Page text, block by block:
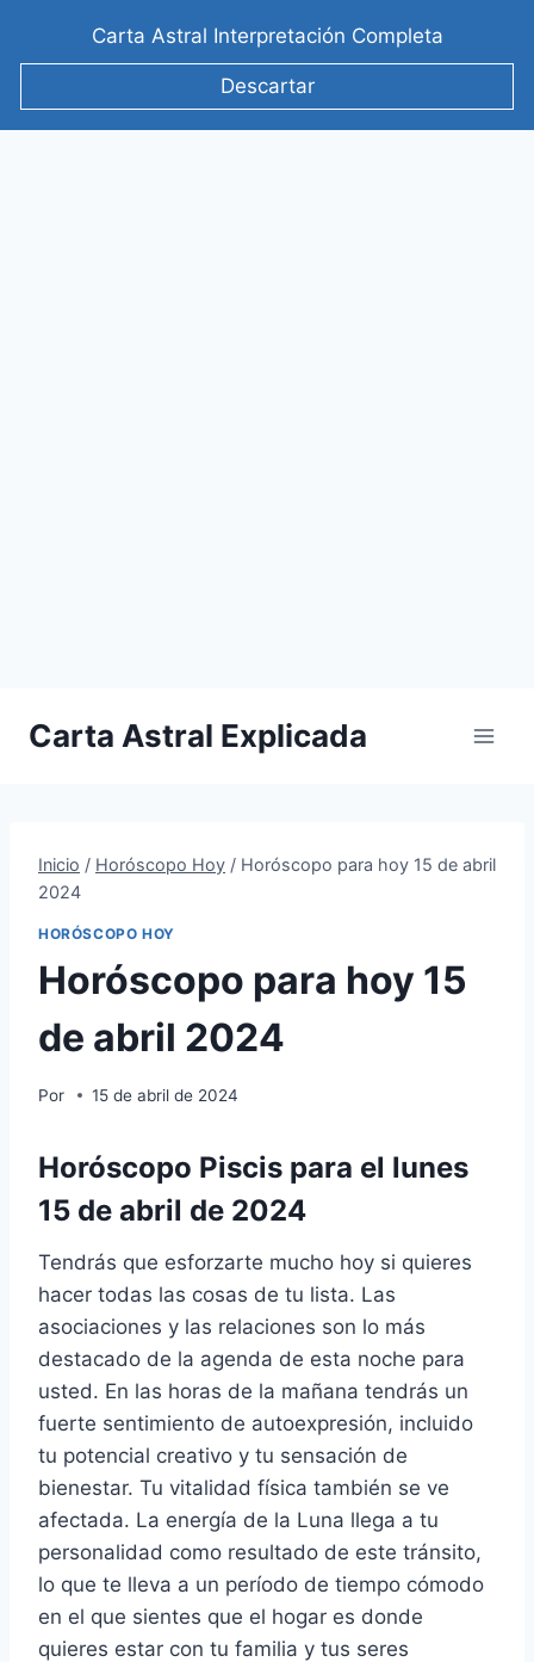
Carta Astral Interpretación Completa
Descartar
Carta Astral Explicada
Inicio / Horóscopo Hoy / Horóscopo para hoy 15 de abril
2024
HORÓSCOPO HOY
Horóscopo para hoy 15
de abril 2024
Por 15 de abril de 2024
Horóscopo Piscis para el lunes
15 de abril de 2024
Tendrás que esforzarte mucho hoy si quieres
hacer todas las cosas de tu lista. Las
asociaciones y las relaciones son lo más
destacado de la agenda de esta noche para
usted. En las horas de la mañana tendrás un
fuerte sentimiento de autoexpresión, incluido
tu potencial creativo y tu sensación de
bienestar. Tu vitalidad física también se ve
afectada. La energía de la Luna llega a tu
personalidad como resultado de este tránsito,
lo que te lleva a un período de tiempo cómodo
en el que sientes que el hogar es donde
quieres estar con tu familia y tus seres